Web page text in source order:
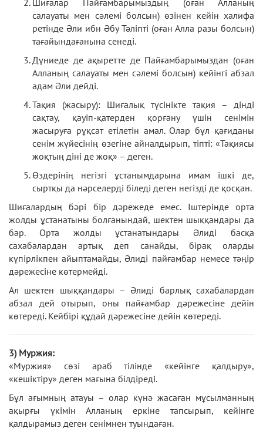
салауаты мен сәлемі болсын) өзінен кейін халифа
ретінде Әли ибн Әбу Тәліпті (оған Алла разы болсын)
тағайындағанына сенеді.
Дүниеде де ақыретте де Пайғамбарымыздан (оған
Алланың салауаты мен сәлемі болсын) кейінгі абзал
адам Әли дейді.
Тақия (жасыру): Шиғалық түсінікте тақия – дінді
сақтау, қауіп-қатерден қорғану үшін сенімін
жасыруға рұқсат етілетін амал. Олар бұл қағиданы
сенім жүйесінің өзегіне айналдырып, тіпті: «Тақиясы
жоқтың діні де жоқ» – деген.
Өздерінің негізгі ұстанымдарына имам ішкі де,
сыртқы да нәрселерді біледі деген негізді де қосқан.
Шиғалардың бәрі бір дәрежеде емес. Іштерінде орта
жолды ұстанатыны болғанындай, шектен шыққандары да
бар. Орта жолды ұстанатындары Әлиді басқа
сахабалардан артық деп санайды, бірақ оларды
күпірлікпен айыптамайды, Әлиді пайғамбар немесе тәңір
дәрежесіне көтермейді.
Ал шектен шыққандары – Әлиді барлық сахабалардан
абзал дей отырып, оны пайғамбар дәрежесіне дейін
көтереді. Кейбірі құдай дәрежесіне дейін көтереді.
3) Муржия:
«Муржия» сөзі араб тілінде «кейінге қалдыру»,
«кешіктіру» деген мағына білдіреді.
Бұл ағымның атауы – олар күнә жасаған мұсылманның
ақырғы үкімін Алланың еркіне тапсырып, кейінге
қалдырамыз деген сенімнен туындаған.